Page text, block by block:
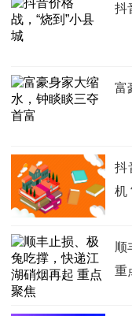
抖
富
抖
机
顺
重